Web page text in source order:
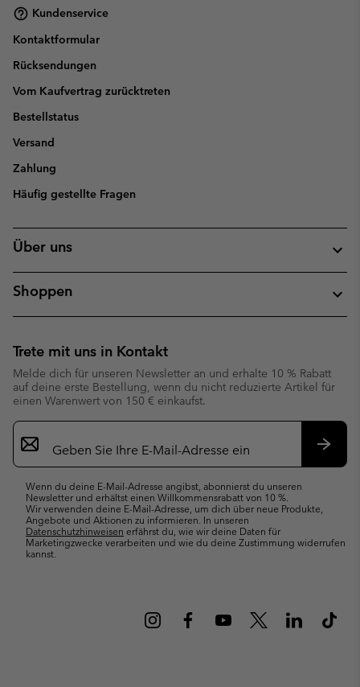
Kundenservice
Kontaktformular
Rücksendungen
Vom Kaufvertrag zurücktreten
Bestellstatus
Versand
Zahlung
Häufig gestellte Fragen
Über uns
Shoppen
Trete mit uns in Kontakt
Melde dich für unseren Newsletter an und erhalte 10 % Rabatt
auf deine erste Bestellung, wenn du nicht reduzierte Artikel für
einen Warenwert von 150 € einkaufst.
Newsletter-
Anmeldung
Wenn du deine E-Mail-Adresse angibst, abonnierst du unseren
Newsletter und erhältst einen Willkommensrabatt von 10 %.
Wir verwenden deine E-Mail-Adresse, um dich über neue Produkte,
Angebote und Aktionen zu informieren. In unseren
Datenschutzhinweisen erfährst du, wie wir deine Daten für
Marketingzwecke verarbeiten und wie du deine Zustimmung widerrufen
kannst.